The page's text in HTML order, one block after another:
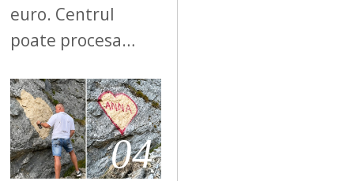
euro. Centrul
poate procesa…
04